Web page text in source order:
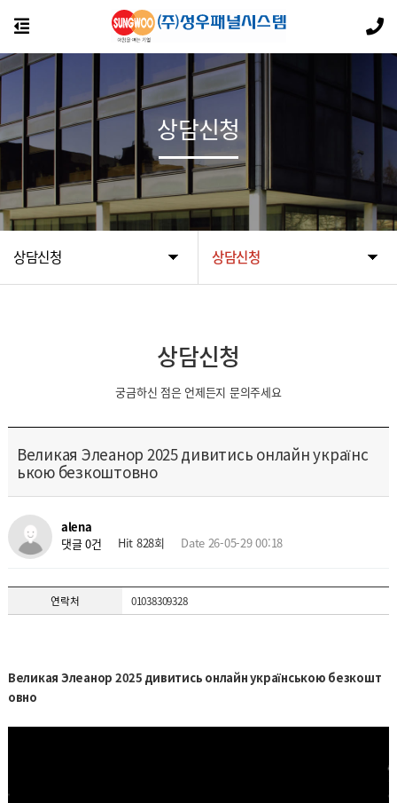
상담신청 상담신청
상담신청
상담신청
궁금하신 점은 언제든지 문의주세요
Великая Элеанор 2025 дивитись онлайн українс
ькою безкоштовно
alena
댓글 0건
Hit 828회 Date 26-05-29 00:18
연락처 01038309328
Великая Элеанор 2025 дивитись онлайн українською безкошт
овно